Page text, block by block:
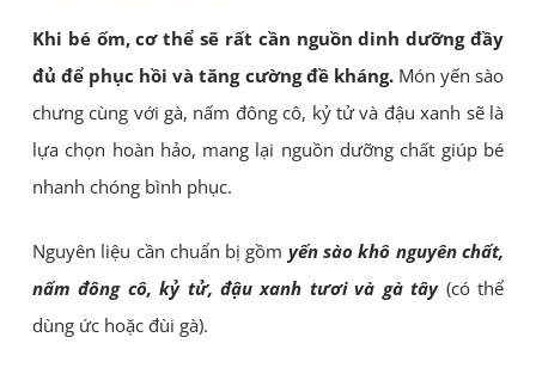
Khi bé ốm, cơ thể sẽ rất cần nguồn dinh dưỡng đầy
đủ để phục hồi và tăng cường đề kháng.Món yến sào
chưng cùng với gà, nấm đông cô, kỷ tử và đậu xanh sẽ là
lựa chọn hoàn hảo, mang lại nguồn dưỡng chất giúp bé
nhanh chóng bình phục.
Nguyên liệu cần chuẩn bị gồm yến sào khô nguyên chất,
nấm đông cô, kỷ tử, đậu xanh tươi và gà tây(có thể
dùng ức hoặc đùi gà).